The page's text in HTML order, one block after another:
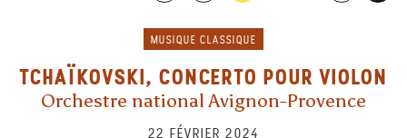
MUSIQUE CLASSIQUE
TCHAÏKOVSKI, CONCERTO POUR VIOLON
Orchestre national Avignon-Provence
22 FÉVRIER 2024